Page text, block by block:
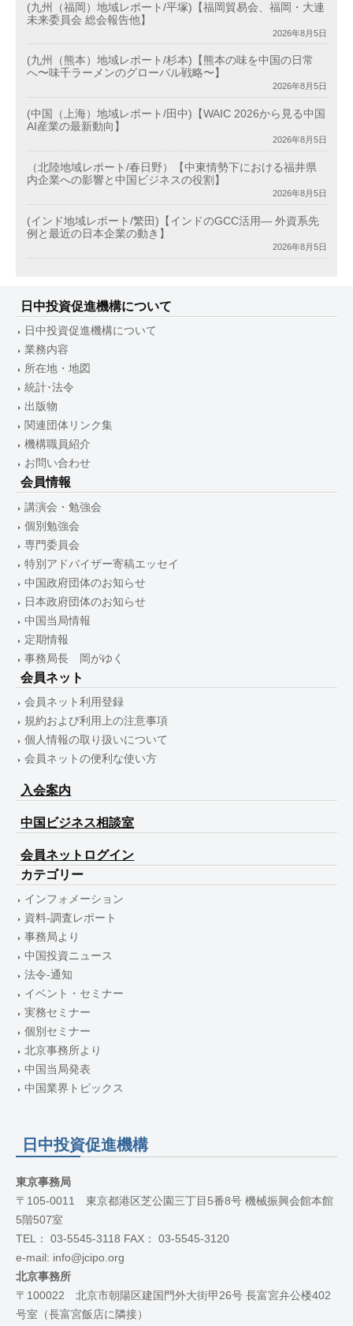
(九州（福岡）地域レポート/平塚)【福岡貿易会、福岡・大連
未来委員会 総会報告他】
2026年8月5日
(九州（熊本）地域レポート/杉本)【熊本の味を中国の日常
へ〜味千ラーメンのグローバル戦略〜】
2026年8月5日
(中国（上海）地域レポート/田中)【WAIC 2026から見る中国
AI産業の最新動向】
2026年8月5日
（北陸地域レポート/春日野）【中東情勢下における福井県
内企業への影響と中国ビジネスの役割】
2026年8月5日
(インド地域レポート/繁田)【インドのGCC活用― 外資系先
例と最近の日本企業の動き】
2026年8月5日
日中投資促進機構について
日中投資促進機構について
業務内容
所在地・地図
統計･法令
出版物
関連団体リンク集
機構職員紹介
お問い合わせ
会員情報
講演会・勉強会
個別勉強会
専門委員会
特別アドバイザー寄稿エッセイ
中国政府団体のお知らせ
日本政府団体のお知らせ
中国当局情報
定期情報
事務局長 岡がゆく
会員ネット
会員ネット利用登録
規約および利用上の注意事項
個人情報の取り扱いについて
会員ネットの便利な使い方
入会案内
中国ビジネス相談室
会員ネットログイン
カテゴリー
インフォメーション
資料-調査レポート
事務局より
中国投資ニュース
法令-通知
イベント・セミナー
実務セミナー
個別セミナー
北京事務所より
中国当局発表
中国業界トピックス
日中投資促進機構
東京事務局
〒105-0011 東京都港区芝公園三丁目5番8号 機械振興会館本館
5階507室
TEL： 03-5545-3118 FAX： 03-5545-3120
e-mail: info@jcipo.org
北京事務所
〒100022 北京市朝陽区建国門外大街甲26号 長富宮弁公楼402
号室（長富宮飯店に隣接）